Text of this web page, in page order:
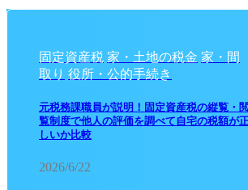
固定資産税 家・土地の税金 家・間
取り 役所・公的手続き
元税務課職員が説明！固定資産税の縦覧・閲
覧制度で他人の評価を調べて自宅の税額が
しいか比較
2026/6/22